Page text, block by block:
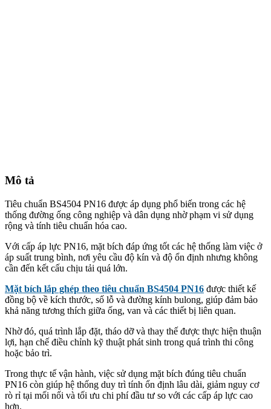
Mô tả
Tiêu chuẩn BS4504 PN16 được áp dụng phổ biến trong các hệ
thống đường ống công nghiệp và dân dụng nhờ phạm vi sử dụng
rộng và tính tiêu chuẩn hóa cao.
Với cấp áp lực PN16, mặt bích đáp ứng tốt các hệ thống làm việc ở
áp suất trung bình, nơi yêu cầu độ kín và độ ổn định nhưng không
cần đến kết cấu chịu tải quá lớn.
Mặt bích lắp ghép theo tiêu chuẩn BS4504 PN16 được thiết kế
đồng bộ về kích thước, số lỗ và đường kính bulong, giúp đảm bảo
khả năng tương thích giữa ống, van và các thiết bị liên quan.
Nhờ đó, quá trình lắp đặt, tháo dỡ và thay thế được thực hiện thuận
lợi, hạn chế điều chỉnh kỹ thuật phát sinh trong quá trình thi công
hoặc bảo trì.
Trong thực tế vận hành, việc sử dụng mặt bích đúng tiêu chuẩn
PN16 còn giúp hệ thống duy trì tính ổn định lâu dài, giảm nguy cơ
rò rỉ tại mối nối và tối ưu chi phí đầu tư so với các cấp áp lực cao
hơn.